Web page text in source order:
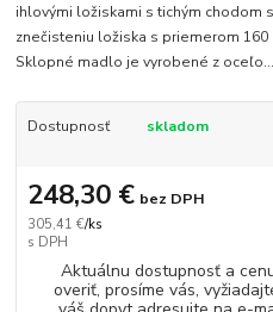
ihlovými ložiskami s tichým chodom
znečisteniu ložiska s priemerom 160
Sklopné madlo je vyrobené z oceľo...
Dostupnosť skladom
305,41 €/ks
248,30 € bez DPH
Aktuálnu dostupnosť a
overiť, prosíme vás,